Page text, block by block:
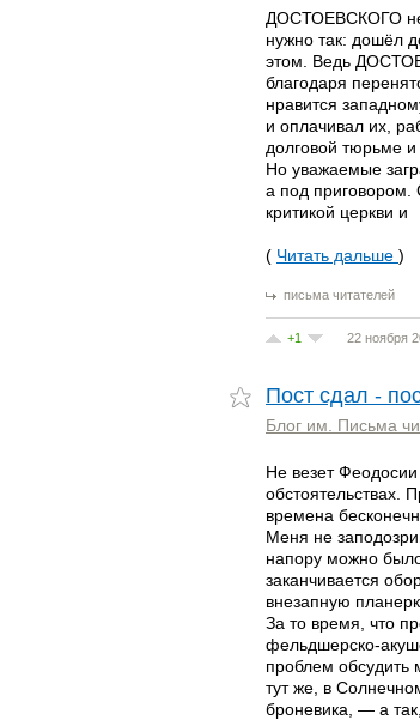
ДОСТОЕВСКОГО
нужно так: дошёл
этом. Ведь
благодаря
нравится
и оплачивал их,
долговой тюрьме
Но уважаемые
а под приговором.
критикой церкви и
( Читать дальше )
письма читателей
+1 22 ноября
Пост сдал -
Блог им. Письма
Не везет
обстоятельствах.
времена
Меня не
напору можно
заканчивается
внезапную
За то время, что
фельдшерско-
проблем обсудить
тут же, в
броневика, — а